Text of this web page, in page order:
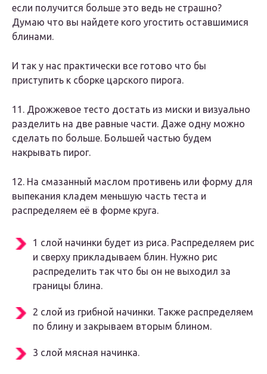
если получится больше это ведь не страшно?
Думаю что вы найдете кого угостить оставшимися
блинами.
И так у нас практически все готово что бы
приступить к сборке царского пирога.
11. Дрожжевое тесто достать из миски и визуально
разделить на две равные части. Даже одну можно
сделать по больше. Большей частью будем
накрывать пирог.
12. На смазанный маслом противень или форму для
выпекания кладем меньшую часть теста и
распределяем её в форме круга.
1 слой начинки будет из риса. Распределяем рис
и сверху прикладываем блин. Нужно рис
распределить так что бы он не выходил за
границы блина.
2 слой из грибной начинки. Также распределяем
по блину и закрываем вторым блином.
3 слой мясная начинка.